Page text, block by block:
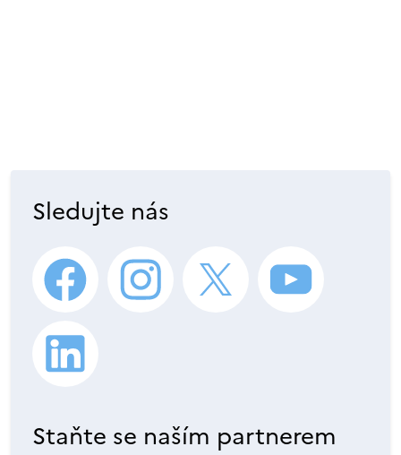
Sledujte nás
Staňte se naším partnerem